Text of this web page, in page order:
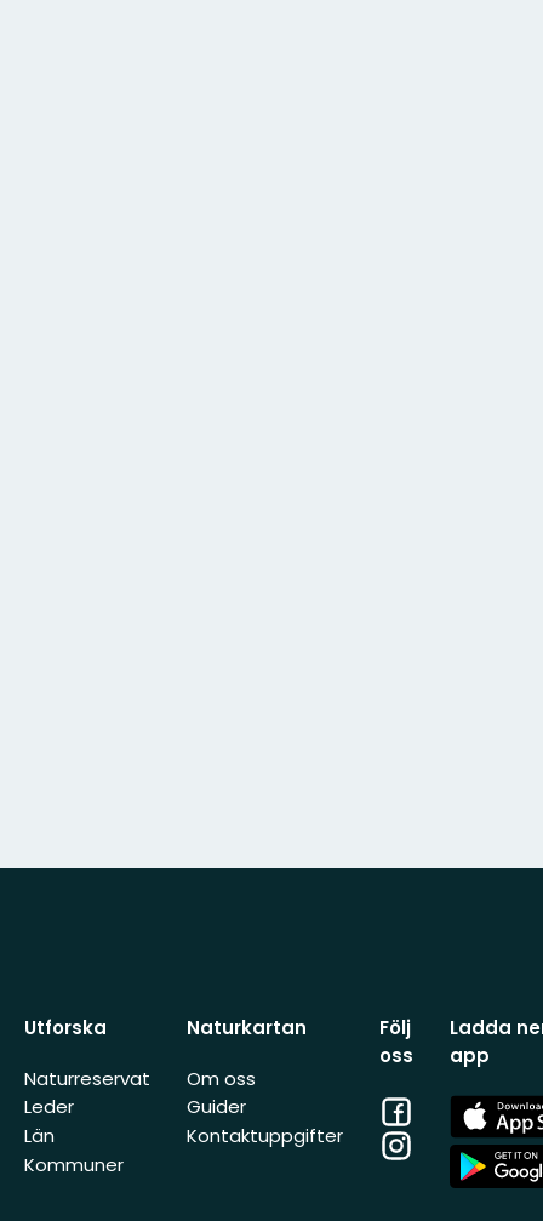
Utforska
Naturreservat
Leder
Län
Kommuner
Naturkartan
Om oss
Guider
Kontaktuppgifter
Följ
oss
Facebook
Instagram
Ladda
app
App
Store
App
Store